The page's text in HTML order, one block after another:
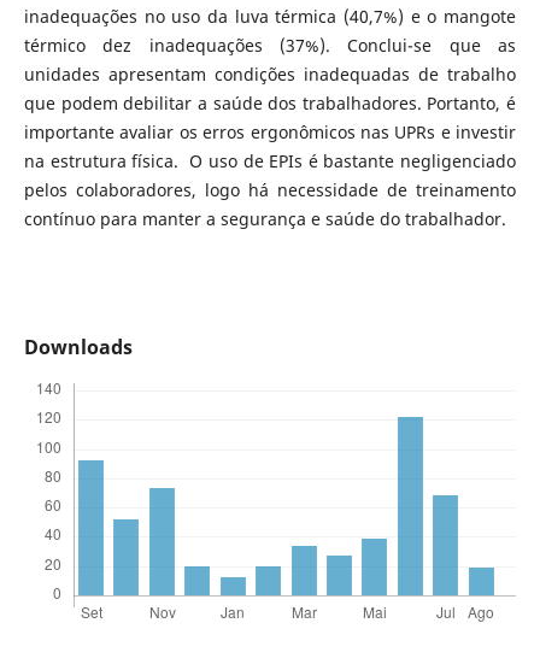
inadequações no uso da luva térmica (40,7%) e o mangote
térmico dez inadequações (37%). Conclui-se que as
unidades apresentam condições inadequadas de trabalho
que podem debilitar a saúde dos trabalhadores. Portanto, é
importante avaliar os erros ergonômicos nas UPRs e investir
na estrutura física. O uso de EPIs é bastante negligenciado
pelos colaboradores, logo há necessidade de treinamento
contínuo para manter a segurança e saúde do trabalhador.
Downloads